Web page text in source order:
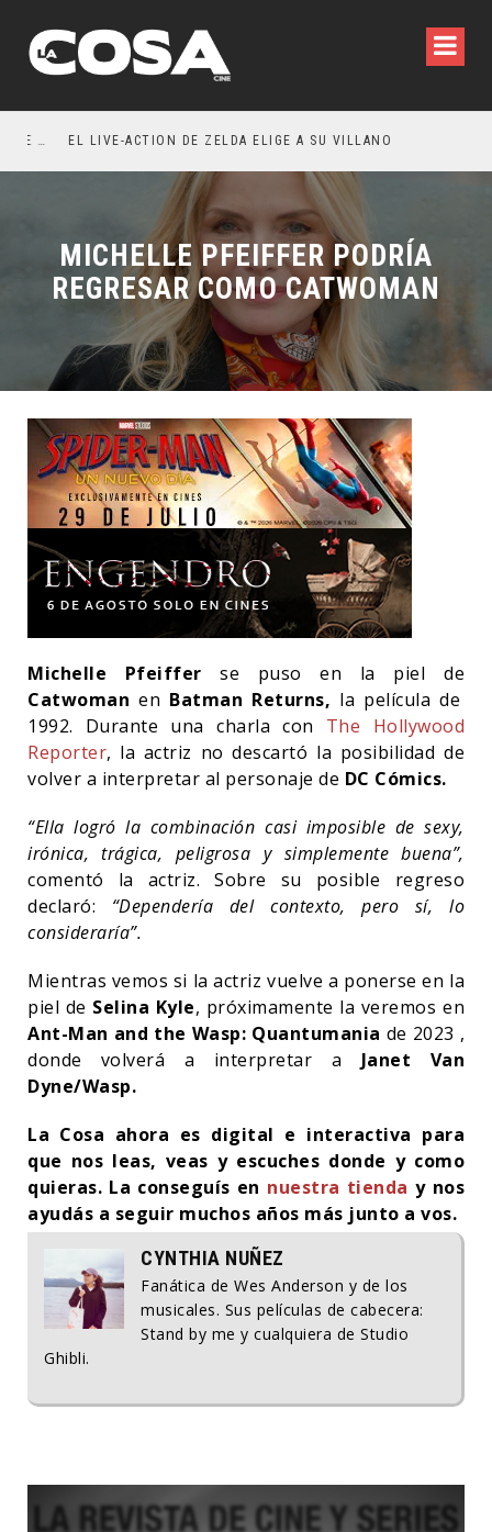
EL LIVE-ACTION DE ZELDA ELIGE A SU VILLANO
MICHELLE PFEIFFER PODRÍA
REGRESAR COMO CATWOMAN
Michelle Pfeifferse puso en la piel de
Catwomanen Batman Returns, la película de
1992. Durante una charla con The Hollywood
Reporter, la actriz no descartó la posibilidad de
volver a interpretar al personaje de DC Cómics.
“Ella logró la combinación casi imposible de sexy,
irónica, trágica, peligrosa y simplemente buena”,
comentó la actriz. Sobre su posible regreso
declaró: “Dependería del contexto, pero sí, lo
consideraría”.
Mientras vemos si la actriz vuelve a ponerse en la
piel de Selina Kyle, próximamente la veremos en
Ant-Man and the Wasp: Quantumania de 2023 ,
donde volverá a interpretar a Janet Van
Dyne/Wasp.
La Cosa ahora es digital e interactiva para
que nos leas, veas y escuches donde y como
quieras. La conseguís en nuestra tienda y nos
ayudás a seguir muchos años más junto a vos.
CYNTHIA NUÑEZ
Fanática de Wes Anderson y de los
musicales. Sus películas de cabecera:
Stand by me y cualquiera de Studio
Ghibli.